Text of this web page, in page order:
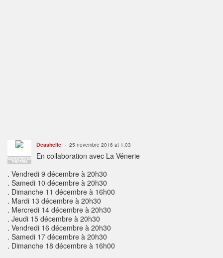
ADMINISTRATEUR
THÉÂTRES
Deashelle 25 novembre 2016 at 1:03
En collaboration avec La Vénerie
. Vendredi 9 décembre à 20h30
. Samedi 10 décembre à 20h30
. Dimanche 11 décembre à 16h00
. Mardi 13 décembre à 20h30
. Mercredi 14 décembre à 20h30
. Jeudi 15 décembre à 20h30
. Vendredi 16 décembre à 20h30
. Samedi 17 décembre à 20h30
. Dimanche 18 décembre à 16h00